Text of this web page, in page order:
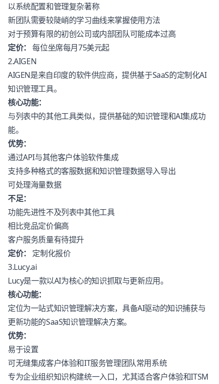
以系统配置和管理复杂著称
新团队需要较陡峭的学习曲线来掌握使用方法
对于预算有限的初创公司或内部团队可能成本过高
定价： 每位坐席每月75美元起
2.AIGEN
AIGEN是来自印度的软件供应商，提供基于SaaS的定制化AI
知识管理工具。
核心功能：
与列表中的其他工具类似，提供基础的知识管理和AI集成功
能。
优势：
通过API与其他客户体验软件集成
支持多种格式的客服数据和知识管理数据导入导出
可处理海量数据
不足：
功能先进性不及列表中其他工具
相比竞品定价偏高
客户服务质量有待提升
定价：
定制化报价
3.Lucy.ai
Lucy是一款以AI为核心的知识抓取与更新应用。
核心功能：
定位为一站式知识管理解决方案，具备AI驱动的知识捕获与
更新功能的SaaS知识管理解决方案。
优势：
易于设置
可无缝集成客户体验和IT服务管理团队常用系统
专为企业组织知识构建统一入口，尤其适合客户体验和ITSM